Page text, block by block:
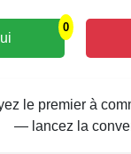
0
le premier à
— lancez la